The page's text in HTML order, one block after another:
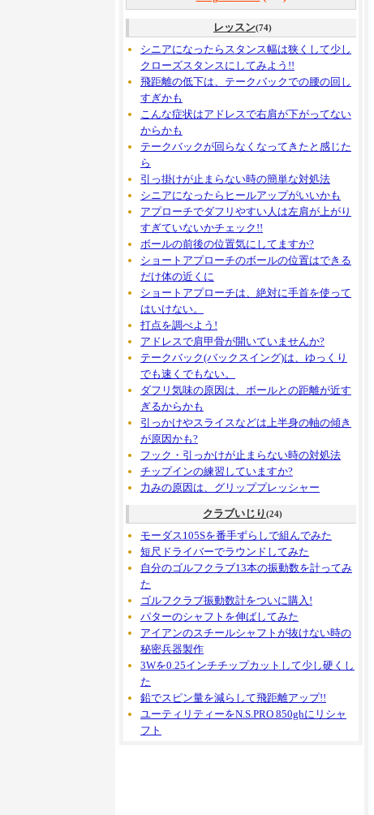
レッスン(74)
シニアになったらスタンス幅は狭くして少し
クローズスタンスにしてみよう!!
飛距離の低下は、テークバックでの腰の回し
すぎかも
こんな症状はアドレスで右肩が下がってない
からかも
テークバックが回らなくなってきたと感じた
ら
引っ掛けが止まらない時の簡単な対処法
シニアになったらヒールアップがいいかも
アプローチでダフリやすい人は左肩が上がり
すぎていないかチェック!!
ボールの前後の位置気にしてますか?
ショートアプローチのボールの位置はできる
だけ体の近くに
ショートアプローチは、絶対に手首を使って
はいけない。
打点を調べよう!
アドレスで肩甲骨が開いていませんか?
テークバック(バックスイング)は、ゆっくり
でも速くでもない。
ダフリ気味の原因は、ボールとの距離が近す
ぎるからかも
引っかけやスライスなどは上半身の軸の傾き
が原因かも?
フック・引っかけが止まらない時の対処法
チップインの練習していますか?
力みの原因は、グリッププレッシャー
クラブいじり(24)
モーダス105Sを番手ずらしで組んでみた
短尺ドライバーでラウンドしてみた
自分のゴルフクラブ13本の振動数を計ってみ
た
ゴルフクラブ振動数計をついに購入!
パターのシャフトを伸ばしてみた
アイアンのスチールシャフトが抜けない時の
秘密兵器製作
3Wを0.25インチチップカットして少し硬くし
た
鉛でスピン量を減らして飛距離アップ!!
ユーティリティーをN.S.PRO 850ghにリシャ
フト